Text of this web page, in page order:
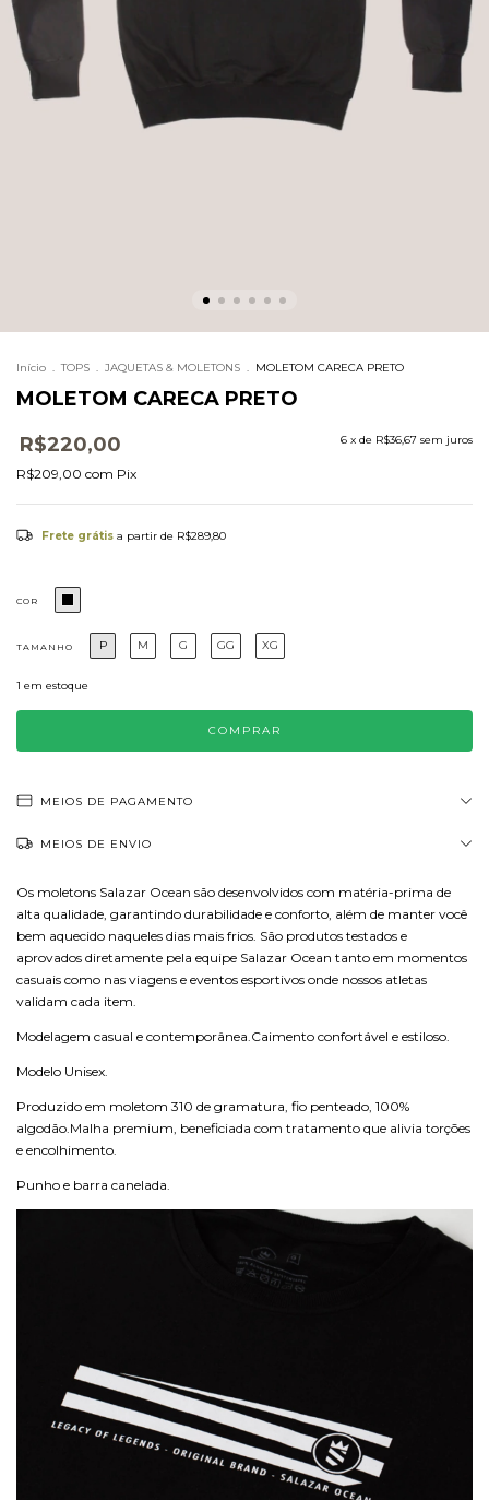
Início . TOPS . JAQUETAS & MOLETONS . MOLETOM CARECA PRETO
MOLETOM CARECA PRETO
R$220,00
6 x de R$36,67 sem juros
R$209,00 com Pix
Frete grátis a partir de R$289,80
COR
TAMANHO P M G GG XG
1 em estoque
MEIOS DE PAGAMENTO
MEIOS DE ENVIO
Os moletons Salazar Ocean são desenvolvidos com matéria-prima de
alta qualidade, garantindo durabilidade e conforto, além de manter você
bem aquecido naqueles dias mais frios. São produtos testados e
aprovados diretamente pela equipe Salazar Ocean tanto em momentos
casuais como nas viagens e eventos esportivos onde nossos atletas
validam cada item.
Modelagem casual e contemporânea.Caimento confortável e estiloso.
Modelo Unisex.
Produzido em moletom 310 de gramatura, fio penteado, 100%
algodão.Malha premium, beneficiada com tratamento que alivia torções
e encolhimento.
Punho e barra canelada.